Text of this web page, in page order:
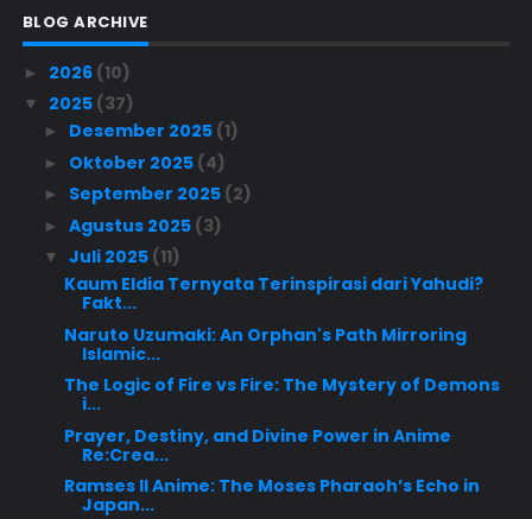
BLOG ARCHIVE
► 2026 (10)
▼ 2025 (37)
► Desember 2025 (1)
► Oktober 2025 (4)
► September 2025 (2)
► Agustus 2025 (3)
▼ Juli 2025 (11)
Kaum Eldia Ternyata Terinspirasi dari Yahudi?
Fakt...
Naruto Uzumaki: An Orphan's Path Mirroring
Islamic...
The Logic of Fire vs Fire: The Mystery of Demons
i...
Prayer, Destiny, and Divine Power in Anime
Re:Crea...
Ramses II Anime: The Moses Pharaoh’s Echo in
Japan...